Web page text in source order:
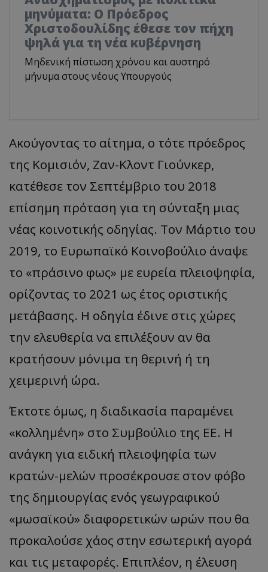
μηνύματα: Ο Πρόεδρος
Χριστοδουλίδης έθεσε τον πήχη
ψηλά για τη νέα κυβέρνηση
Μηδενική πίστωση χρόνου και αυστηρό
μήνυμα στους νέους Υπουργούς
Ακούγοντας το αίτημα, ο τότε πρόεδρος
της Κομισιόν, Ζαν-Κλοντ Γιούνκερ,
κατέθεσε τον Σεπτέμβριο του 2018
επίσημη πρόταση για τη σύνταξη μιας
νέας κοινοτικής οδηγίας. Τον Μάρτιο του
2019, το Ευρωπαϊκό Κοινοβούλιο άναψε
το «πράσινο φως» με ευρεία πλειοψηφία,
ορίζοντας το 2021 ως έτος οριστικής
μετάβασης. Η οδηγία έδινε στις χώρες
την ελευθερία να επιλέξουν αν θα
κρατήσουν μόνιμα τη θερινή ή τη
χειμερινή ώρα.
Έκτοτε όμως, η διαδικασία παραμένει
«κολλημένη» στο Συμβούλιο της ΕΕ. Η
ανάγκη για ειδική πλειοψηφία των
κρατών-μελών προσέκρουσε στον φόβο
της δημιουργίας ενός γεωγραφικού
«μωσαϊκού» διαφορετικών ωρών που θα
προκαλούσε χάος στην εσωτερική αγορά
και τις μεταφορές. Επιπλέον, η έλευση